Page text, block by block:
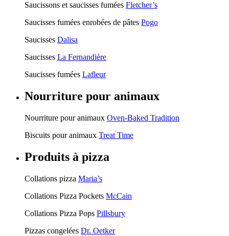
Saucissons et saucisses fumées Fletcher’s
Saucisses fumées enrobées de pâtes Pogo
Saucisses Dalisa
Saucisses La Fernandière
Saucisses fumées Lafleur
Nourriture pour animaux
Nourriture pour animaux Oven-Baked Tradition
Biscuits pour animaux Treat Time
Produits à pizza
Collations pizza Maria’s
Collations Pizza Pockets McCain
Collations Pizza Pops Pillsbury
Pizzas congelées Dr. Oetker